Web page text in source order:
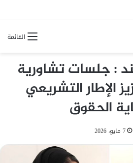
القائمة
: جلسات تشاورية
الإطار التشريعي
الحقوق
7 مايو، 2026